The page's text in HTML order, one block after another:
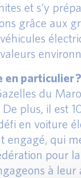
et s’y
grâce aux
en particulier ?
du
De plus, il est
en voiture
engagé, qui
pour
à